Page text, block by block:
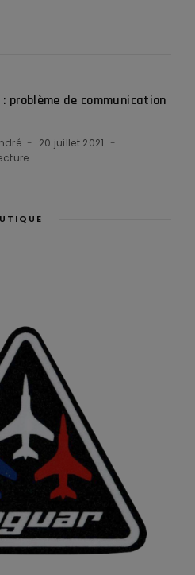
problème de communication
20 juillet 2021